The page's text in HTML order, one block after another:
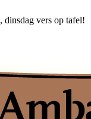
, dinsdag vers op tafel!